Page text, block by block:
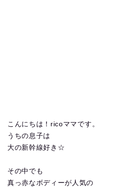
こんにちは！ricoママです。
うちの息子は
大の新幹線好き☆
その中でも
真っ赤なボディーが人気の